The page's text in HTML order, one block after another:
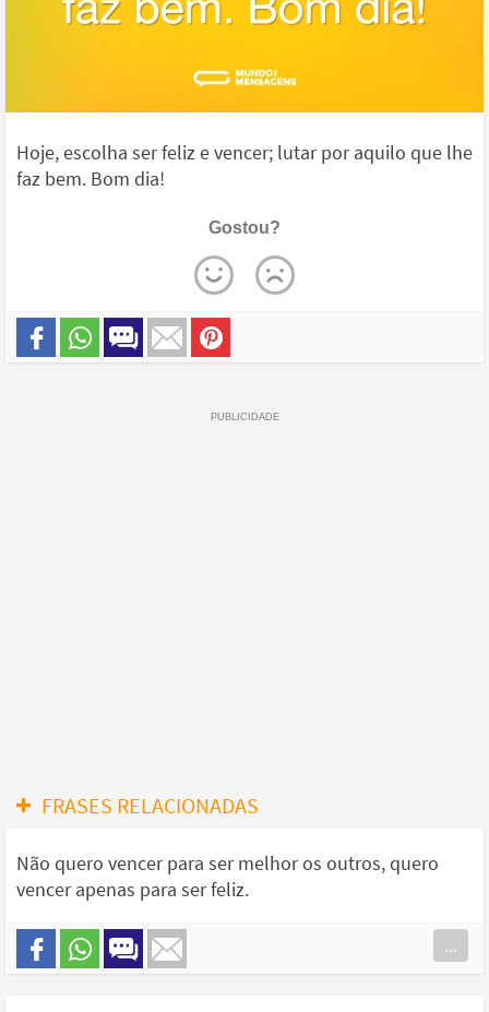
Hoje, escolha ser feliz e vencer; lutar por aquilo que lhe
faz bem. Bom dia!
Gostou?
FRASES RELACIONADAS
Não quero vencer para ser melhor os outros, quero
vencer apenas para ser feliz.
...